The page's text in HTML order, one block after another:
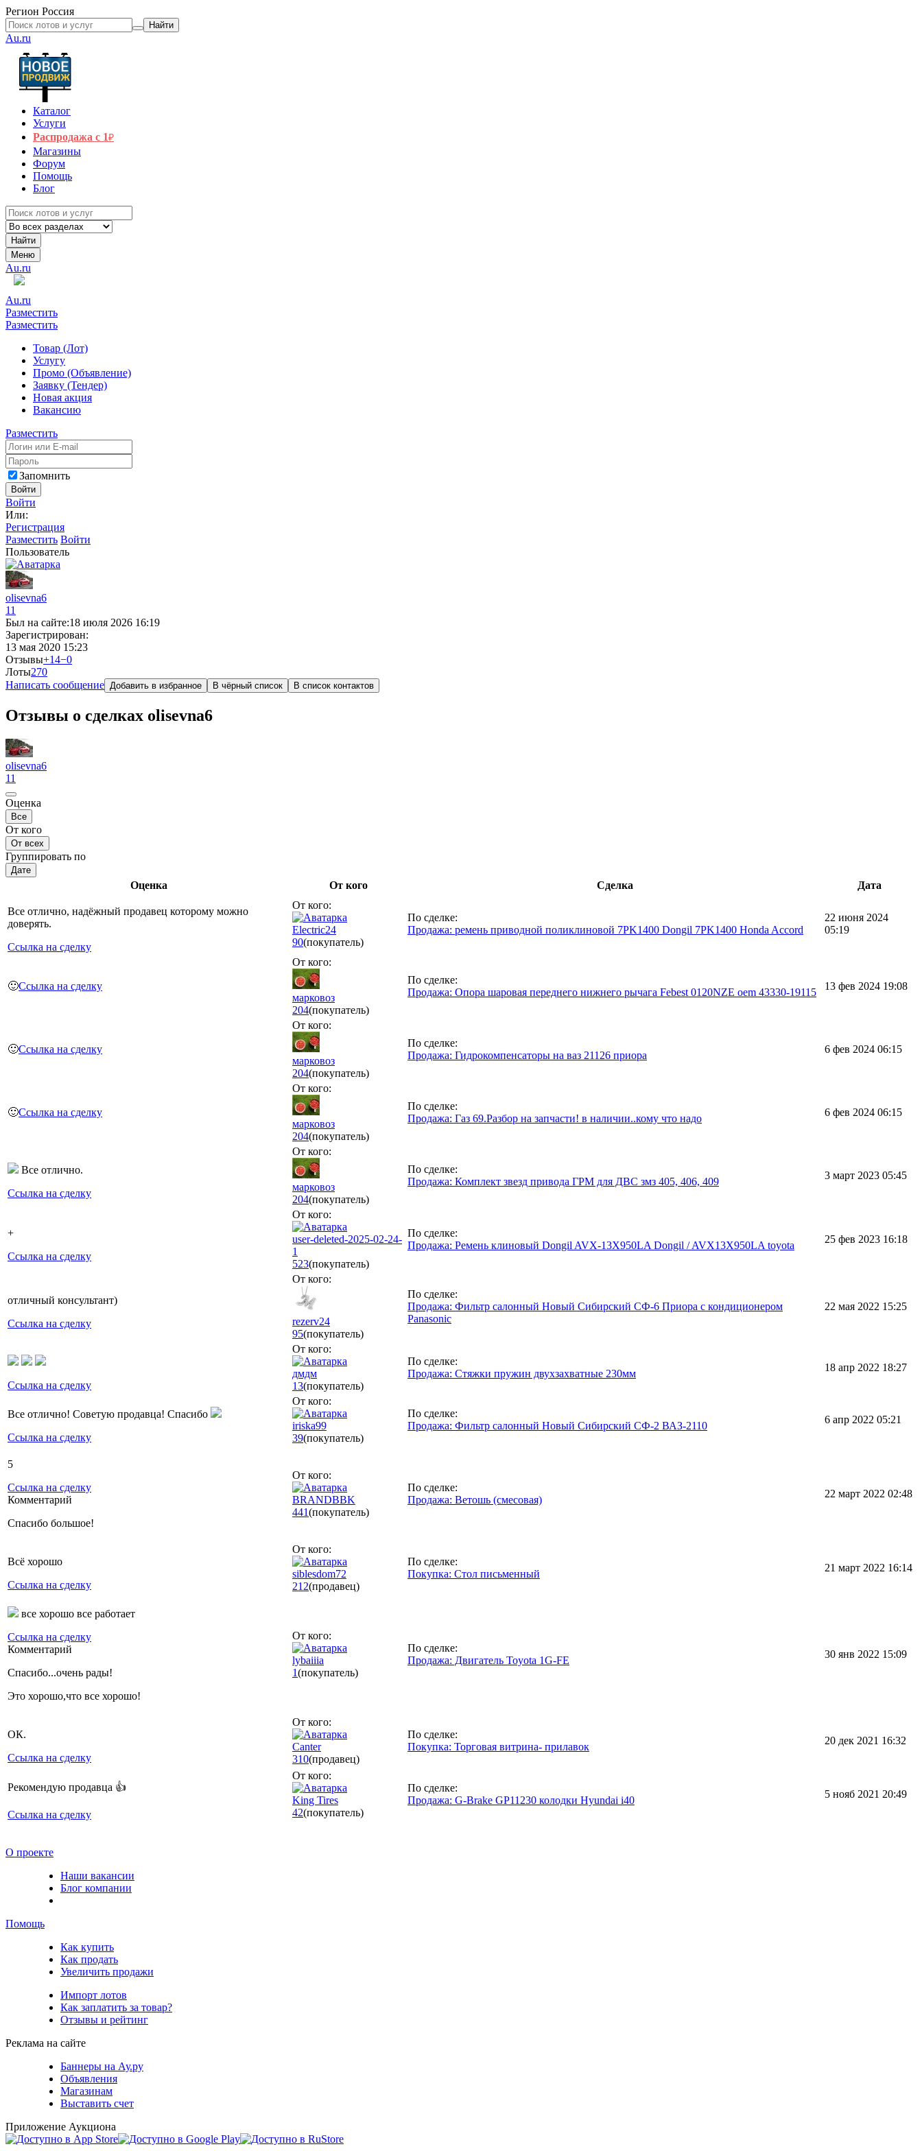
Регион Россия
Найти
Au.ru
Каталог
Услуги
Распродажа с 1₽
Магазины
Форум
Помощь
Блог
Найти
Меню
Au.ru
Au.ru
Разместить
Разместить
Товар (Лот)
Услугу
Промо (Объявление)
Заявку (Тендер)
Новая акция
Вакансию
Разместить
Запомнить
Войти
Войти
Или:
Регистрация
Разместить Войти
Пользователь
olisevna6
11
Был на сайте:18 июля 2026 16:19
Зарегистрирован:
13 мая 2020 15:23
Отзывы+14−0
Лоты270
Написать сообщение Добавить в избранное В чёрный список В список контактов
Отзывы о сделках olisevna6
olisevna6
11
Оценка
Все
От кого
От всех
Группировать по
Дате
Оценка От кого Сделка Дата
Все отлично, надёжный продавец которому можно
доверять.
Ссылка на сделку
От кого:
Electric24
90(покупатель)
По сделке:
Продажа: ремень приводной поликлиновой 7PK1400 Dongil 7PK1400 Honda Accord
22 июня 2024
05:19
🙂Ссылка на сделку
От кого:
марковоз
204(покупатель)
По сделке:
Продажа: Опора шаровая переднего нижнего рычага Febest 0120NZE oem 43330-19115
13 фев 2024 19:08
🙂Ссылка на сделку
От кого:
марковоз
204(покупатель)
По сделке:
Продажа: Гидрокомпенсаторы на ваз 21126 приора
6 фев 2024 06:15
🙂Ссылка на сделку
От кого:
марковоз
204(покупатель)
По сделке:
Продажа: Газ 69.Разбор на запчасти! в наличии..кому что надо
6 фев 2024 06:15
Все отлично.
Ссылка на сделку
От кого:
марковоз
204(покупатель)
По сделке:
Продажа: Комплект звезд привода ГРМ для ДВС змз 405, 406, 409
3 март 2023 05:45
+
Ссылка на сделку
От кого:
user-deleted-2025-02-24-
1
523(покупатель)
По сделке:
Продажа: Ремень клиновый Dongil AVX-13X950LA Dongil / AVX13X950LA toyota
25 фев 2023 16:18
отличный консультант)
Ссылка на сделку
От кого:
rezerv24
95(покупатель)
По сделке:
Продажа: Фильтр салонный Новый Сибирский СФ-6 Приора с кондиционером
Panasonic
22 мая 2022 15:25
Ссылка на сделку
От кого:
дмдм
13(покупатель)
По сделке:
Продажа: Стяжки пружин двухзахватные 230мм
18 апр 2022 18:27
Все отлично! Советую продавца! Спасибо
Ссылка на сделку
От кого:
iriska99
39(покупатель)
По сделке:
Продажа: Фильтр салонный Новый Сибирский СФ-2 ВАЗ-2110
6 апр 2022 05:21
5
Ссылка на сделку
Комментарий
Спасибо большое!
От кого:
BRANDBBK
441(покупатель)
По сделке:
Продажа: Ветошь (смесовая)
22 март 2022 02:48
Всё хорошо
Ссылка на сделку
От кого:
siblesdom72
212(продавец)
По сделке:
Покупка: Стол письменный
21 март 2022 16:14
все хорошо все работает
Ссылка на сделку
Комментарий
Спасибо...очень рады!
Это хорошо,что все хорошо!
От кого:
lybaiiia
1(покупатель)
По сделке:
Продажа: Двигатель Toyota 1G-FE
30 янв 2022 15:09
ОК.
Ссылка на сделку
От кого:
Canter
310(продавец)
По сделке:
Покупка: Торговая витрина- прилавок
20 дек 2021 16:32
Рекомендую продавца 👍
Ссылка на сделку
От кого:
King Tires
42(покупатель)
По сделке:
Продажа: G-Brake GP11230 колодки Hyundai i40
5 нояб 2021 20:49
О проекте
Наши вакансии
Блог компании
Помощь
Как купить
Как продать
Увеличить продажи
Импорт лотов
Как заплатить за товар?
Отзывы и рейтинг
Реклама на сайте
Баннеры на Ау.ру
Объявления
Магазинам
Выставить счет
Приложение Аукциона